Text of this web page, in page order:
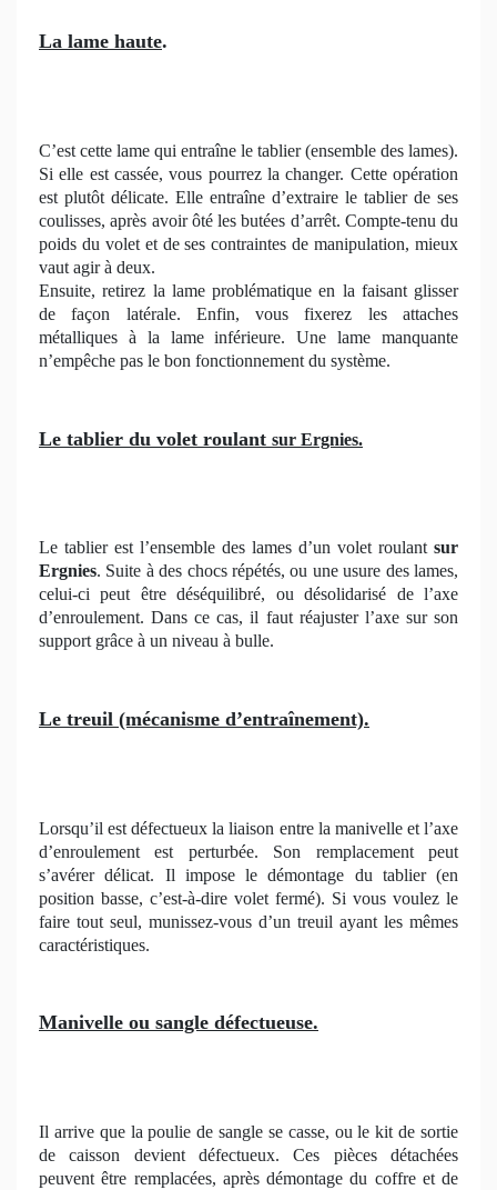
La lame haute.
C’est cette lame qui entraîne le tablier (ensemble des lames).
Si elle est cassée, vous pourrez la changer. Cette opération
est plutôt délicate. Elle entraîne d’extraire le tablier de ses
coulisses, après avoir ôté les butées d’arrêt. Compte-tenu du
poids du volet et de ses contraintes de manipulation, mieux
vaut agir à deux.
Ensuite, retirez la lame problématique en la faisant glisser
de façon latérale. Enfin, vous fixerez les attaches
métalliques à la lame inférieure. Une lame manquante
n’empêche pas le bon fonctionnement du système.
Le tablier du volet roulant sur Ergnies.
Le tablier est l’ensemble des lames d’un volet roulant sur
Ergnies. Suite à des chocs répétés, ou une usure des lames,
celui-ci peut être déséquilibré, ou désolidarisé de l’axe
d’enroulement. Dans ce cas, il faut réajuster l’axe sur son
support grâce à un niveau à bulle.
Le treuil (mécanisme d’entraînement).
Lorsqu’il est défectueux la liaison entre la manivelle et l’axe
d’enroulement est perturbée. Son remplacement peut
s’avérer délicat. Il impose le démontage du tablier (en
position basse, c’est-à-dire volet fermé). Si vous voulez le
faire tout seul, munissez-vous d’un treuil ayant les mêmes
caractéristiques.
Manivelle ou sangle défectueuse.
Il arrive que la poulie de sangle se casse, ou le kit de sortie
de caisson devient défectueux. Ces pièces détachées
peuvent être remplacées, après démontage du coffre et de